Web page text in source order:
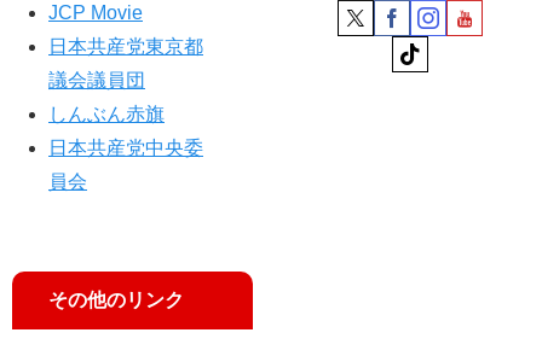
JCP Movie
日本共産党東京都
議会議員団
しんぶん赤旗
日本共産党中央委
員会
その他のリンク